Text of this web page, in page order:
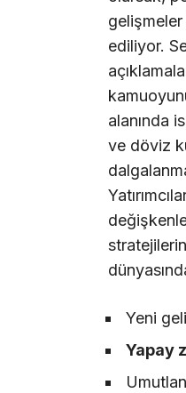
ediliyor.
alanında
ve döviz
Yeni
Yapay